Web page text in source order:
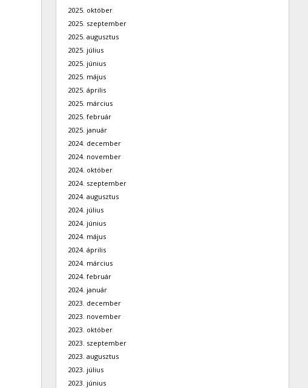
2025. október
2025. szeptember
2025. augusztus
2025. július
2025. június
2025. május
2025. április
2025. március
2025. február
2025. január
2024. december
2024. november
2024. október
2024. szeptember
2024. augusztus
2024. július
2024. június
2024. május
2024. április
2024. március
2024. február
2024. január
2023. december
2023. november
2023. október
2023. szeptember
2023. augusztus
2023. július
2023. június